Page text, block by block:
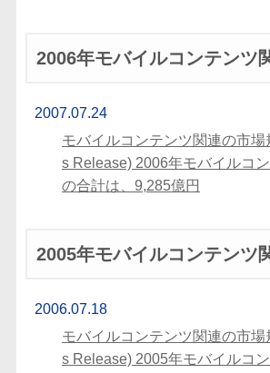
2006年モバイルコンテンツ
2007.07.24
モバイルコンテンツ関連の市
s Release) 2006年モバイルコ
の合計は、9,285億円
2005年モバイルコンテンツ
2006.07.18
モバイルコンテンツ関連の市
s Release) 2005年モバイルコ